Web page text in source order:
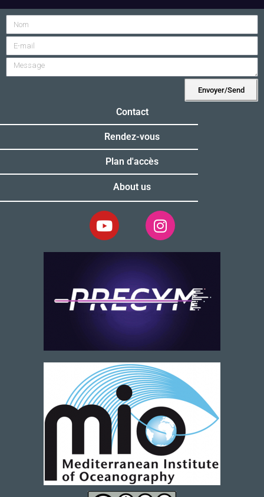
Contact
Rendez-vous
Plan d'accès
About us
Envoyer/Send
Alternative: